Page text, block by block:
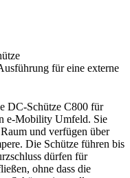
für eine externe
DC-Schütze C800 für
e-Mobility Umfeld. Sie
und verfügen über
Die Schütze führen bis
dürfen für
ohne dass die